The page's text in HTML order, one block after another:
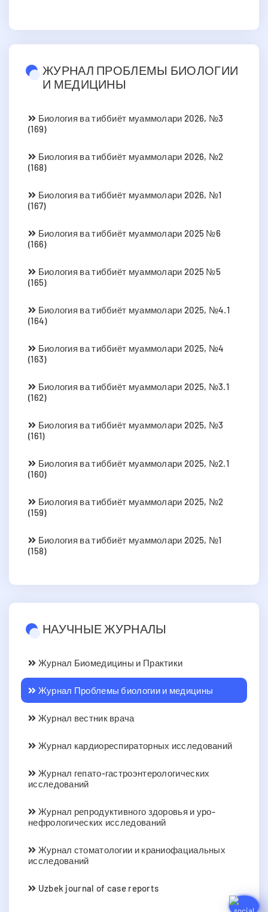
ЖУРНАЛ ПРОБЛЕМЫ БИОЛОГИИ
И МЕДИЦИНЫ
Биология ва тиббиёт муаммолари 2026, №3
(169)
Биология ва тиббиёт муаммолари 2026, №2
(168)
Биология ва тиббиёт муаммолари 2026, №1
(167)
Биология ва тиббиёт муаммолари 2025 №6
(166)
Биология ва тиббиёт муаммолари 2025 №5
(165)
Биология ва тиббиёт муаммолари 2025, №4.1
(164)
Биология ва тиббиёт муаммолари 2025, №4
(163)
Биология ва тиббиёт муаммолари 2025, №3.1
(162)
Биология ва тиббиёт муаммолари 2025, №3
(161)
Биология ва тиббиёт муаммолари 2025, №2.1
(160)
Биология ва тиббиёт муаммолари 2025, №2
(159)
Биология ва тиббиёт муаммолари 2025, №1
(158)
НАУЧНЫЕ ЖУРНАЛЫ
Журнал Биомедицины и Практики
Журнал Проблемы биологии и медицины
Журнал вестник врача
Журнал кардиореспираторных исследований
Журнал гепато-гастроэнтерологических
исследований
Журнал репродуктивного здоровья и уро-
нефрологических исследований
Журнал стоматологии и краниофациальных
исследований
Uzbek journal of case reports